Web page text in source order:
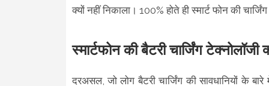
क्यों नहीं निकाला। 100% होते ही स्मार्ट फोन की
स्मार्टफोन की बैटरी चार्जिंग टेक्नोलॉजी
दरअसल, जो लोग बैटरी चार्जिंग की सावधानियों के